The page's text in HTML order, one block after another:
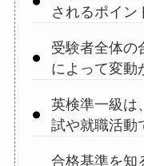
されるポイン
受験者全体の
によって変動
英検準一級は
試や就職活動
合格基準を知